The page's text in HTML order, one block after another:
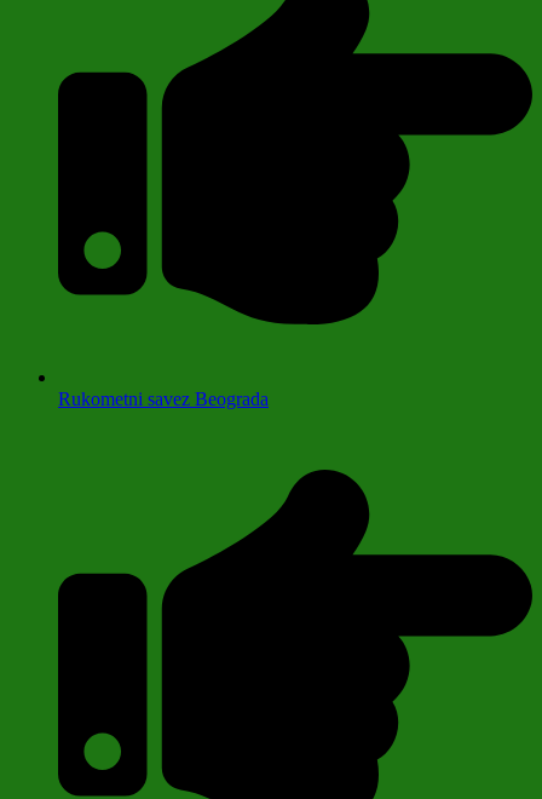
Rukometni savez Beograda